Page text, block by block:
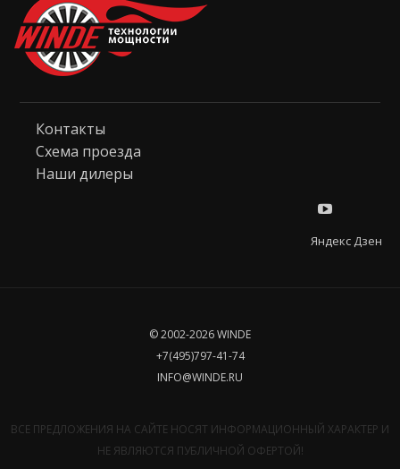
Контакты
Схема проезда
Наши дилеры
Яндекс Дзен
© 2002-2026 WINDE
+7(495)797-41-74
INFO@WINDE.RU
ВСЕ ПРЕДЛОЖЕНИЯ НА САЙТЕ НОСЯТ ИНФОРМАЦИОННЫЙ ХАРАКТЕР И
НЕ ЯВЛЯЮТСЯ ПУБЛИЧНОЙ ОФЕРТОЙ!